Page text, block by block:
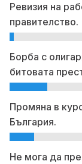
Ревизия на
правителство.
Борба с
битовата
Промяна в
България.
Не мога да